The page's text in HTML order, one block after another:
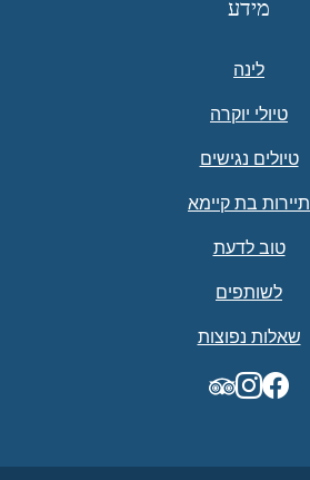
TripAdvisor
מידע
לינה
טיולי יוקרה
טיולים נגישים
תיירות בת קיימא
טוב לדעת
לשותפים
שאלות נפוצות